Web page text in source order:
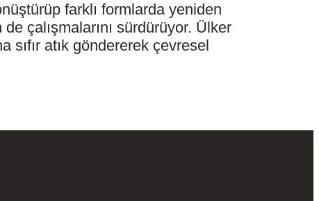
farklı formlarda yeniden
çalışmalarını sürdürüyor. Ülker
sıfır atık göndererek çevresel